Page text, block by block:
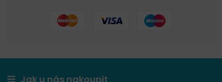
Jak u nás nakoupit